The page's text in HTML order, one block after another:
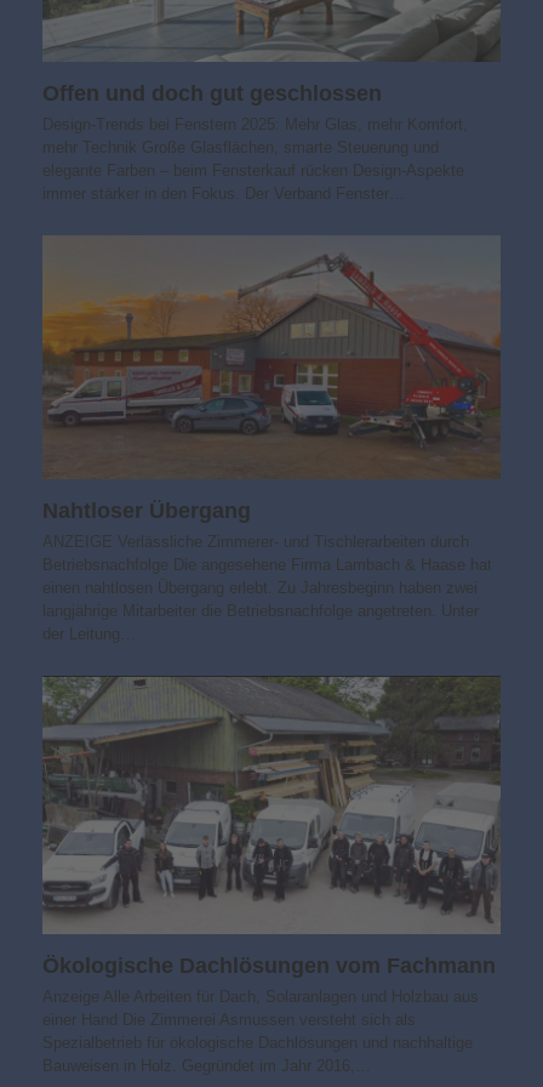
Offen und doch gut geschlossen
Design-Trends bei Fenstern 2025: Mehr Glas, mehr Komfort,
mehr Technik Große Glasflächen, smarte Steuerung und
elegante Farben – beim Fensterkauf rücken Design-Aspekte
immer stärker in den Fokus. Der Verband Fenster…
Nahtloser Übergang
ANZEIGE Verlässliche Zimmerer- und Tischlerarbeiten durch
Betriebsnachfolge Die angesehene Firma Lambach & Haase hat
einen nahtlosen Übergang erlebt. Zu Jahresbeginn haben zwei
langjährige Mitarbeiter die Betriebsnachfolge angetreten. Unter
der Leitung…
Ökologische Dachlösungen vom Fachmann
Anzeige Alle Arbeiten für Dach, Solaranlagen und Holzbau aus
einer Hand Die Zimmerei Asmussen versteht sich als
Spezialbetrieb für ökologische Dachlösungen und nachhaltige
Bauweisen in Holz. Gegründet im Jahr 2016,…